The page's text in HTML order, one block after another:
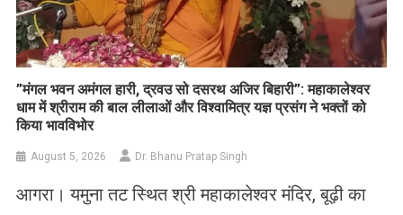
​”मंगल भवन अमंगल हारी, द्रवउ सो दसरथ अजिर बिहारी”: महाकालेश्वर
धाम में श्रीराम की बाल लीलाओं और विश्वामित्र यज्ञ प्रसंग ने भक्तों को
किया भावविभोर
August 5, 2026 Dr. Bhanu Pratap Singh
आगरा। यमुना तट स्थित श्री महाकालेश्वर मंदिर, बूढ़ी का